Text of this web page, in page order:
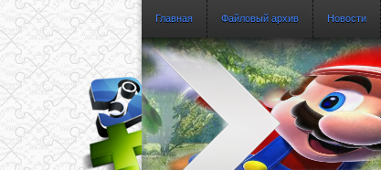
Главная Файловый архив Новости